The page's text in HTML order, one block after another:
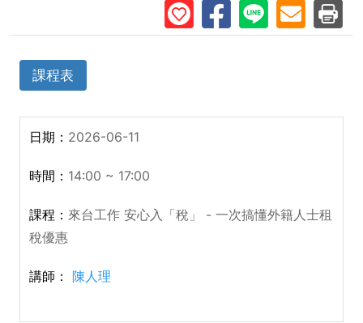
課程表
2026-06-11
14:00 ~ 17:00
來台工作 安心入「稅」 - 一次搞懂外籍人士租
稅優惠
陳人理